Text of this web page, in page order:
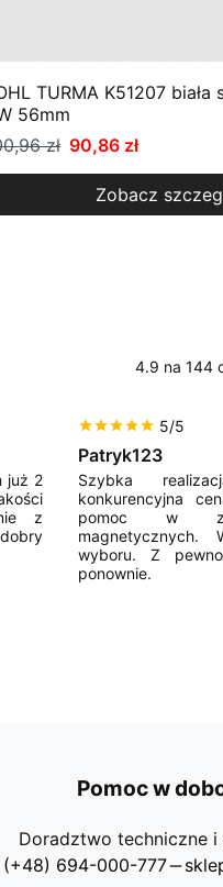
TURMA K51207 biała
56mm
zł 90,86 zł
Zobacz
4.9 na 144
już 2
z
starstarstarstarstar 5/5
Patryk123
Szybka
konkurencyjna
pomoc w
magnetycznych.
wyboru. Z
ponownie.
Pomoc w
Doradztwo techniczne
(+48) 694-000-777horizontal_rule